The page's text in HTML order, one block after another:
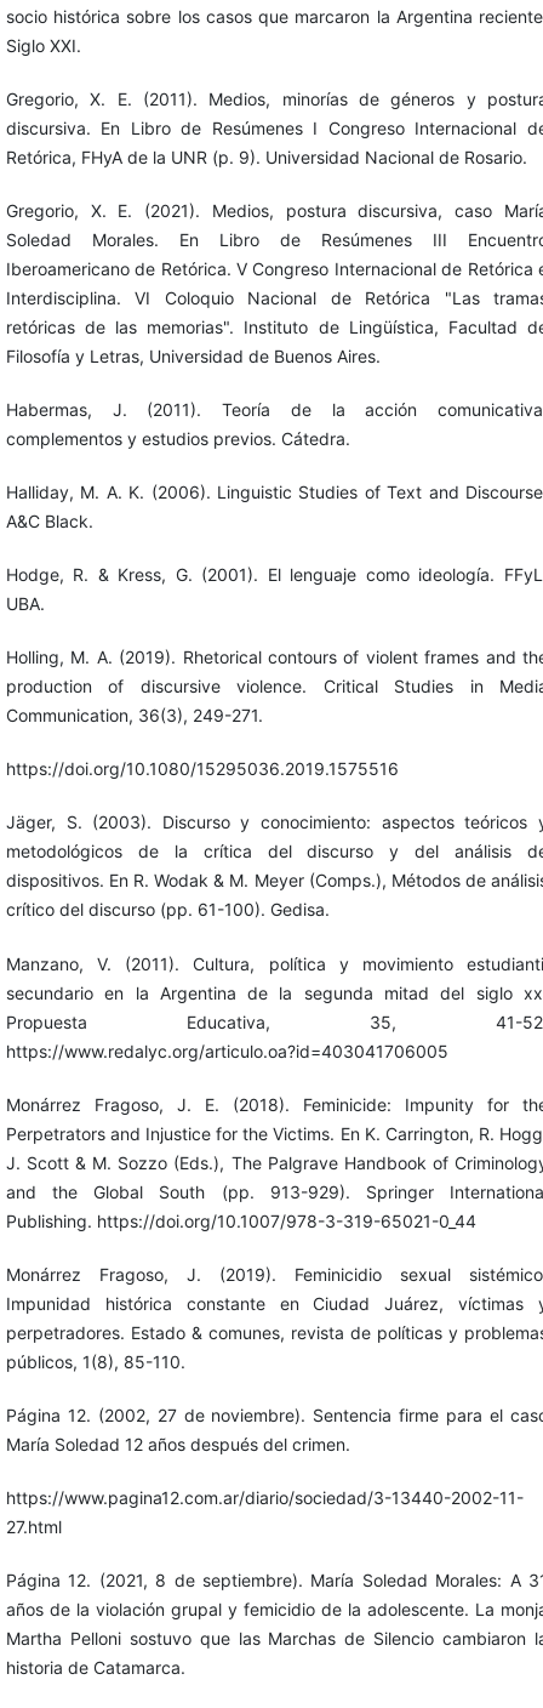
socio histórica sobre los casos que marcaron la Argentina
Siglo XXI.
Gregorio, X. E. (2011). Medios, minorías de géneros y
discursiva. En Libro de Resúmenes I Congreso Internacional
Retórica, FHyA de la UNR (p. 9). Universidad Nacional de Rosario.
Gregorio, X. E. (2021). Medios, postura discursiva, caso
Soledad Morales. En Libro de Resúmenes III
Iberoamericano de Retórica. V Congreso Internacional de Retórica
Interdisciplina. VI Coloquio Nacional de Retórica "Las
retóricas de las memorias". Instituto de Lingüística, Facultad
Filosofía y Letras, Universidad de Buenos Aires.
Habermas, J. (2011). Teoría de la acción
complementos y estudios previos. Cátedra.
Halliday, M. A. K. (2006). Linguistic Studies of Text and
A&C Black.
Hodge, R. & Kress, G. (2001). El lenguaje como ideología.
UBA.
Holling, M. A. (2019). Rhetorical contours of violent frames and
production of discursive violence. Critical Studies in
Communication, 36(3), 249-271.
https://doi.org/10.1080/15295036.2019.1575516
Jäger, S. (2003). Discurso y conocimiento: aspectos teóricos
metodológicos de la crítica del discurso y del análisis
dispositivos. En R. Wodak & M. Meyer (Comps.), Métodos de
crítico del discurso (pp. 61-100). Gedisa.
Manzano, V. (2011). Cultura, política y movimiento
secundario en la Argentina de la segunda mitad del siglo
Propuesta Educativa, 35, 41-
https://www.redalyc.org/articulo.oa?id=403041706005
Monárrez Fragoso, J. E. (2018). Feminicide: Impunity for
Perpetrators and Injustice for the Victims. En K. Carrington, R.
J. Scott & M. Sozzo (Eds.), The Palgrave Handbook of
and the Global South (pp. 913-929). Springer
Publishing. https://doi.org/10.1007/978-3-319-65021-0_44
Monárrez Fragoso, J. (2019). Feminicidio sexual
Impunidad histórica constante en Ciudad Juárez, víctimas
perpetradores. Estado & comunes, revista de políticas y
públicos, 1(8), 85-110.
Página 12. (2002, 27 de noviembre). Sentencia firme para el
María Soledad 12 años después del crimen.
https://www.pagina12.com.ar/diario/sociedad/3-13440-2002-11-
27.html
Página 12. (2021, 8 de septiembre). María Soledad Morales: A
años de la violación grupal y femicidio de la adolescente. La
Martha Pelloni sostuvo que las Marchas de Silencio cambiaron
historia de Catamarca.